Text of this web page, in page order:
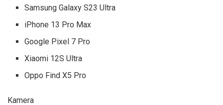
Samsung Galaxy S23 Ultra
iPhone 13 Pro Max
Google Pixel 7 Pro
Xiaomi 12S Ultra
Oppo Find X5 Pro
Kamera